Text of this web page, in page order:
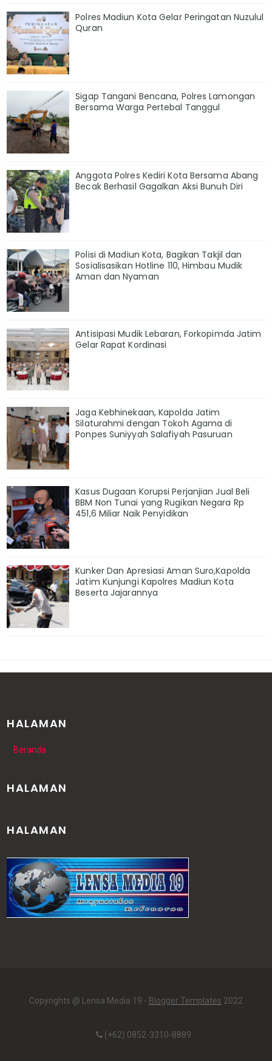
Polres Madiun Kota Gelar Peringatan Nuzulul
Quran
Sigap Tangani Bencana, Polres Lamongan
Bersama Warga Pertebal Tanggul
Anggota Polres Kediri Kota Bersama Abang
Becak Berhasil Gagalkan Aksi Bunuh Diri
Polisi di Madiun Kota, Bagikan Takjil dan
Sosialisasikan Hotline 110, Himbau Mudik
Aman dan Nyaman
Antisipasi Mudik Lebaran, Forkopimda Jatim
Gelar Rapat Kordinasi
Jaga Kebhinekaan, Kapolda Jatim
Silaturahmi dengan Tokoh Agama di
Ponpes Suniyyah Salafiyah Pasuruan
Kasus Dugaan Korupsi Perjanjian Jual Beli
BBM Non Tunai yang Rugikan Negara Rp
451,6 Miliar Naik Penyidikan
Kunker Dan Apresiasi Aman Suro,Kapolda
Jatim Kunjungi Kapolres Madiun Kota
Beserta Jajarannya
HALAMAN
Beranda
HALAMAN
HALAMAN
Copyrights @ Lensa Media 19 - Blogger Templates 2022
(+62) 0852-3310-8889